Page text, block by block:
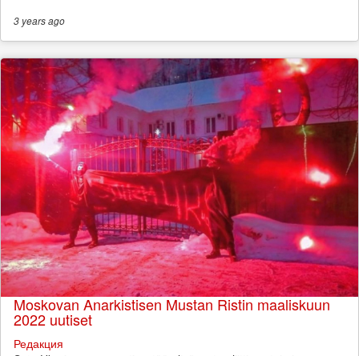
3 yearsago
Moskovan Anarkistisen Mustan Ristin maaliskuun
2022 uutiset
Редакция